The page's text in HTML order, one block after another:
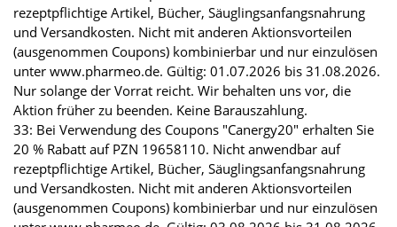
rezeptpflichtige Artikel, Bücher, Säuglingsanfangsnahrung
und Versandkosten. Nicht mit anderen Aktionsvorteilen
(ausgenommen Coupons) kombinierbar und nur einzulösen
unter www.pharmeo.de. Gültig: 01.07.2026 bis 31.08.2026.
Nur solange der Vorrat reicht. Wir behalten uns vor, die
Aktion früher zu beenden. Keine Barauszahlung.
33: Bei Verwendung des Coupons "Canergy20" erhalten Sie
20 % Rabatt auf PZN 19658110. Nicht anwendbar auf
rezeptpflichtige Artikel, Bücher, Säuglingsanfangsnahrung
und Versandkosten. Nicht mit anderen Aktionsvorteilen
(ausgenommen Coupons) kombinierbar und nur einzulösen